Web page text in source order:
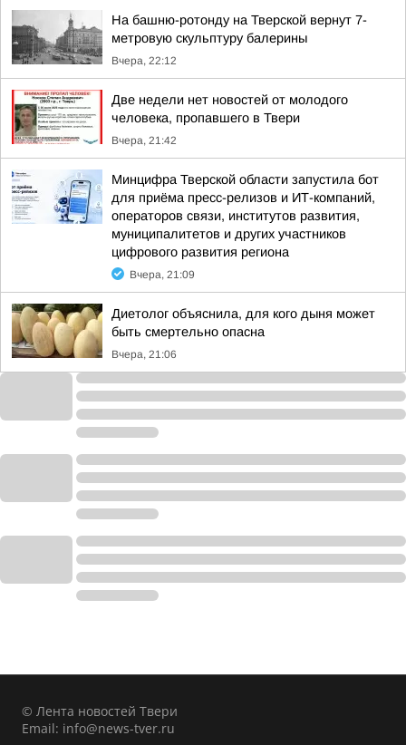
На башню-ротонду на Тверской вернут 7-
метровую скульптуру балерины
Вчера, 22:12
Две недели нет новостей от молодого
человека, пропавшего в Твери
Вчера, 21:42
Минцифра Тверской области запустила бот
для приёма пресс-релизов и ИТ-компаний,
операторов связи, институтов развития,
муниципалитетов и других участников
цифрового развития региона
Вчера, 21:09
Диетолог объяснила, для кого дыня может
быть смертельно опасна
Вчера, 21:06
© Лента новостей Твери
Email: info@news-tver.ru